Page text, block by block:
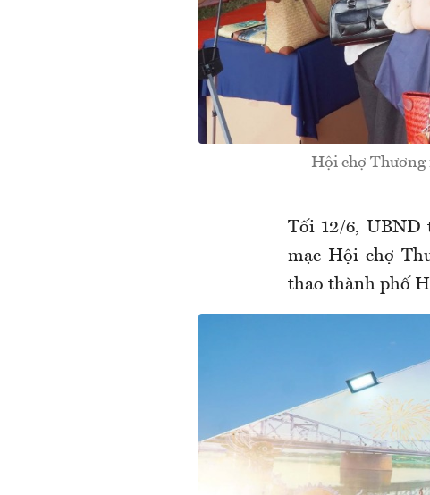
Hội chợ Thương
Tối 12/6, UBND
mạc Hội chợ
thao thành phố